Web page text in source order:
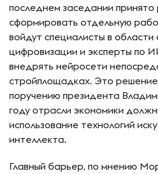
последнем заседании
сформировать отдельную
войдут специалисты в области
цифровизации и эксперты по
внедрять нейросети
стройплощадках. Это решение
поручению президента
году отрасли экономики
использование технологий
интеллекта.
Главный барьер, по мнению